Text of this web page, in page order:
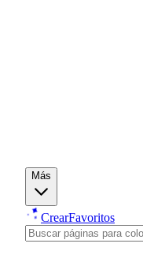
Más
CrearFavoritos